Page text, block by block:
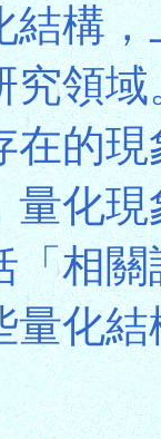
結構
究領
在的
量化
「相
量化結